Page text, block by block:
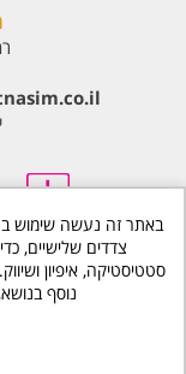
צדדים שלישיים,
סטטיסטיקה, איפיון
נוסף